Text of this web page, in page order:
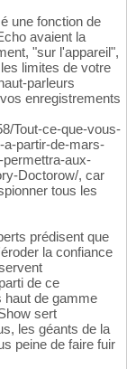
une fonction de
avaient la
"sur l'appareil",
limites de votre
parleurs
enregistrements
Tout-ce-que-vous-
partir-de-mars-
aux-
Doctorow/, car
tous les
prédisent que
la confiance
de ce
haut de gamme
sert
les géants de la
peine de faire fuir